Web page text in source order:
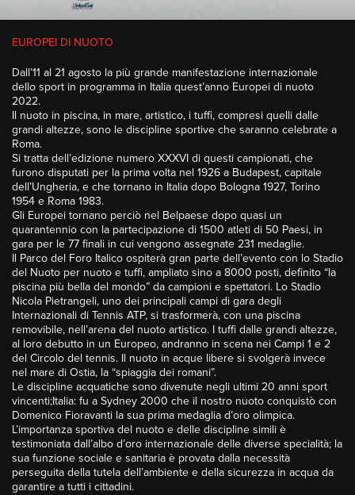
EUROPEI DI NUOTO
Dall’11 al 21 agosto la più grande manifestazione internazionale
dello sport in programma in Italia quest’anno Europei di nuoto
2022.
Il nuoto in piscina, in mare, artistico, i tuffi, compresi quelli dalle
grandi altezze, sono le discipline sportive che saranno celebrate a
Roma.
Si tratta dell’edizione numero XXXVI di questi campionati, che
furono disputati per la prima volta nel 1926 a Budapest, capitale
dell’Ungheria, e che tornano in Italia dopo Bologna 1927, Torino
1954 e Roma 1983.
Gli Europei tornano perciò nel Belpaese dopo quasi un
quarantennio con la partecipazione di 1500 atleti di 50 Paesi, in
gara per le 77 finali in cui vengono assegnate 231 medaglie.
Il Parco del Foro Italico ospiterà gran parte dell’evento con lo Stadio
del Nuoto per nuoto e tuffi, ampliato sino a 8000 posti, definito “la
piscina più bella del mondo” da campioni e spettatori. Lo Stadio
Nicola Pietrangeli, uno dei principali campi di gara degli
Internazionali di Tennis ATP, si trasformerà, con una piscina
removibile, nell’arena del nuoto artistico. I tuffi dalle grandi altezze,
al loro debutto in un Europeo, andranno in scena nei Campi 1 e 2
del Circolo del tennis. Il nuoto in acque libere si svolgerà invece
nel mare di Ostia, la “spiaggia dei romani”.
Le discipline acquatiche sono divenute negli ultimi 20 anni sport
vincenti;Italia: fu a Sydney 2000 che il nostro nuoto conquistò con
Domenico Fioravanti la sua prima medaglia d’oro olimpica.
L’importanza sportiva del nuoto e delle discipline simili è
testimoniata dall’albo d’oro internazionale delle diverse specialità; la
sua funzione sociale e sanitaria è provata dalla necessità
perseguita della tutela dell’ambiente e della sicurezza in acqua da
garantire a tutti i cittadini.